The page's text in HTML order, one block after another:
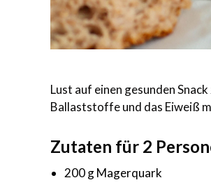
Lust auf einen gesunden
Ballaststoffe und das Eiweiß
Zutaten für 2
200 g Magerquark